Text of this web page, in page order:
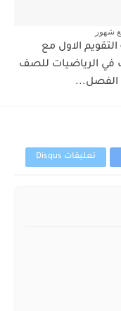
شهور
الاول مع
في الرياضيات للصف
الفصل...
تعليقات Disqus